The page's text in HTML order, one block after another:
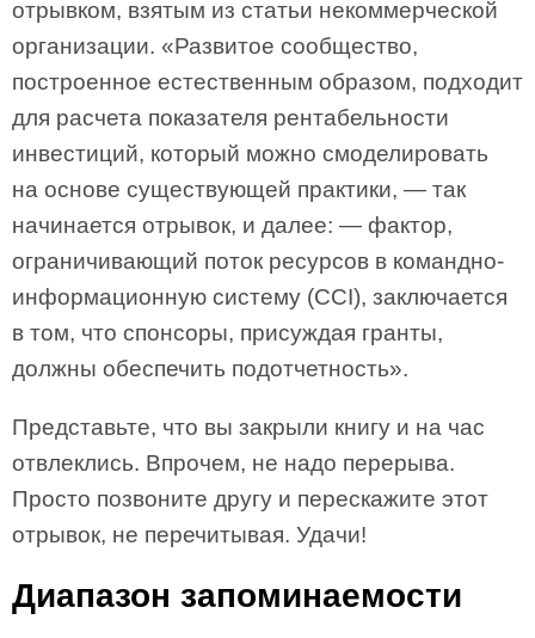
отрывком, взятым из статьи некоммерческой
организации. «Развитое сообщество,
построенное естественным образом, подходит
для расчета показателя рентабельности
инвестиций, который можно смоделировать
на основе существующей практики, — так
начинается отрывок, и далее: — фактор,
ограничивающий поток ресурсов в командно-
информационную систему (CCI), заключается
в том, что спонсоры, присуждая гранты,
должны обеспечить подотчетность».
Представьте, что вы закрыли книгу и на час
отвлеклись. Впрочем, не надо перерыва.
Просто позвоните другу и перескажите этот
отрывок, не перечитывая. Удачи!
Диапазон запоминаемости